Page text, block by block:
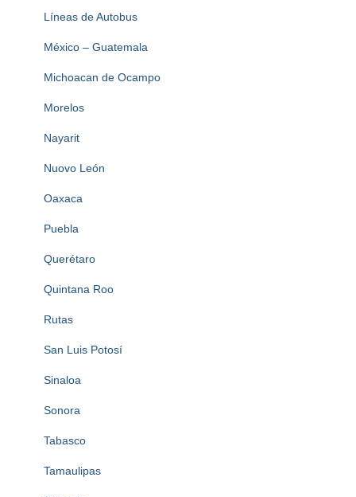
Líneas de Autobus
México – Guatemala
Michoacan de Ocampo
Morelos
Nayarit
Nuovo León
Oaxaca
Puebla
Querétaro
Quintana Roo
Rutas
San Luis Potosí
Sinaloa
Sonora
Tabasco
Tamaulipas